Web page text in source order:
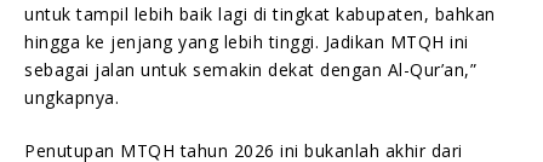
untuk tampil lebih baik lagi di tingkat kabupaten, bahkan
hingga ke jenjang yang lebih tinggi. Jadikan MTQH ini
sebagai jalan untuk semakin dekat dengan Al-Qur’an,”
ungkapnya.
Penutupan MTQH tahun 2026 ini bukanlah akhir dari